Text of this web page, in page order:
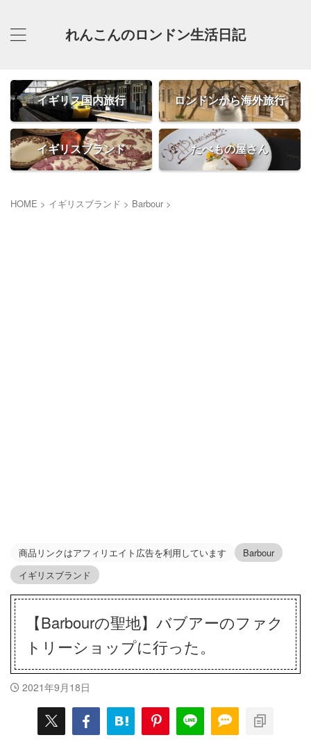
れんこんのロンドン生活日記
イギリス国内旅行 ロンドンから海外旅行
イギリスブランド たべもの屋さん
HOME > イギリスブランド > Barbour >
商品リンクはアフィリエイト広告を利用しています
Barbour
イギリスブランド
【Barbourの聖地】バブアーのファク
トリーショップに行った。
2021年9月18日